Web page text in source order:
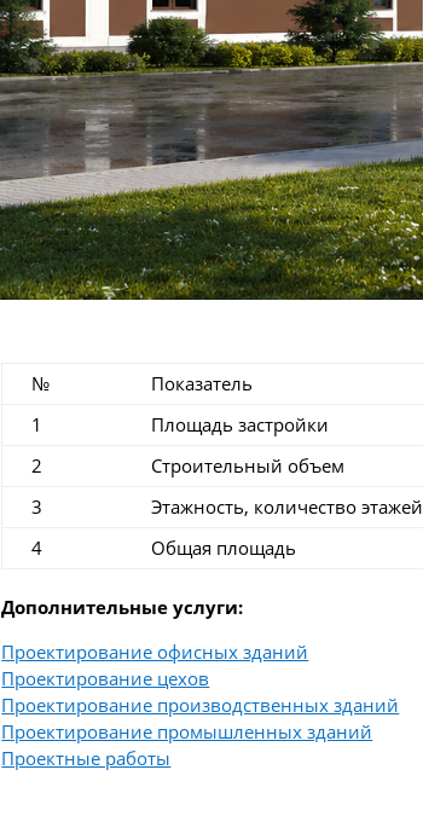
№ Показатель
1
Площадь застройки
2
Строительный объем
3
Этажность, количество этажей
4
Общая площадь
Дополнительные услуги:
Проектирование офисных зданий
Проектирование цехов
Проектирование производственных зданий
Проектирование промышленных зданий
Проектные работы